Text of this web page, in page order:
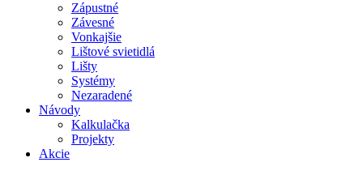
Zápustné
Závesné
Vonkajšie
Lištové svietidlá
Lišty
Systémy
Nezaradené
Návody
Kalkulačka
Projekty
Akcie